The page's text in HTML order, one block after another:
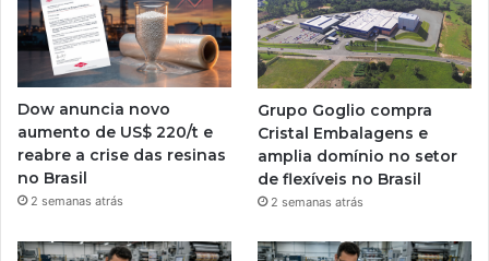
Dow anuncia novo
aumento de US$ 220/t e
reabre a crise das resinas
no Brasil
2 semanas atrás
Grupo Goglio compra
Cristal Embalagens e
amplia domínio no setor
de flexíveis no Brasil
2 semanas atrás